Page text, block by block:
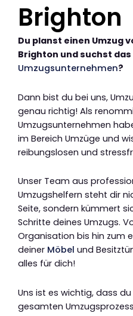
Brighton
Du planst einen Umzug
Brighton und suchst
Umzugsunternehmen?
Dann bist du bei uns,
genau richtig! Als
Umzugsunternehmen
im Bereich Umzüge und
reibungslosen und
Unser Team aus
Umzugshelfern steht dir
Seite, sondern kümmert
Schritte deines Umzugs.
Organisation bis hin zum
deiner Möbel und
alles für dich!
Uns ist es wichtig, dass
gesamten